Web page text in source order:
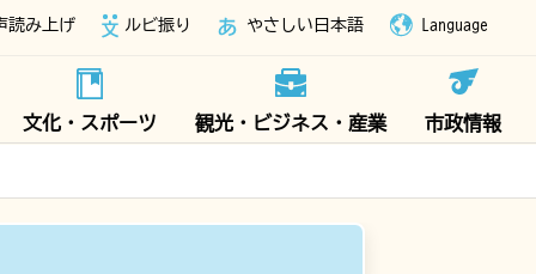
読み上げ ルビ振り やさしい日本語 Language
文化・スポーツ 観光・ビジネス・産業 市政情報